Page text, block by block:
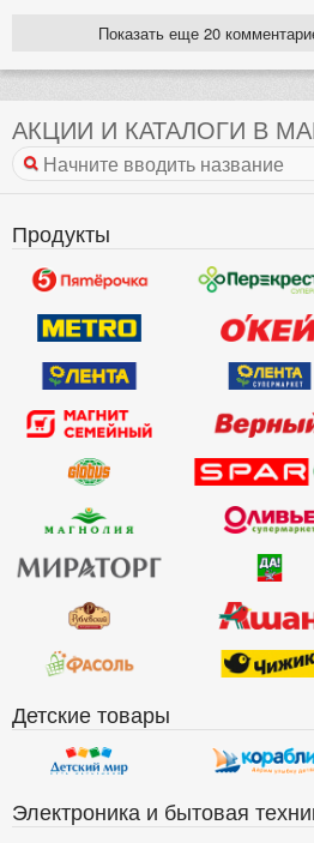
Показать еще 20
АКЦИИ И КАТАЛОГИ В
Продукты
Детские товары
Электроника и бытовая